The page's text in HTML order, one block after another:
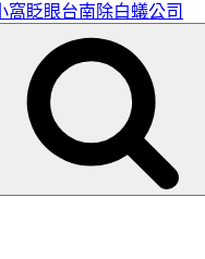
窩眨眼台南除白蟻公司